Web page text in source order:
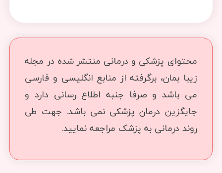
محتوای پزشکی و درمانی منتشر شده در مجله
زیبا بمان، برگرفته از منابع انگلیسی و فارسی
می باشد و صرفا جنبه اطلاع رسانی دارد و
جایگزین درمان پزشکی نمی باشد. جهت طی
روند درمانی به پزشک مراجعه نمایید.